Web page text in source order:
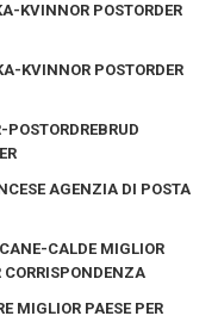
KVINNOR POSTORDER
KVINNOR POSTORDER
AGENZIA DI POSTA
CALDE MIGLIOR
CORRISPONDENZA
MIGLIOR PAESE PER